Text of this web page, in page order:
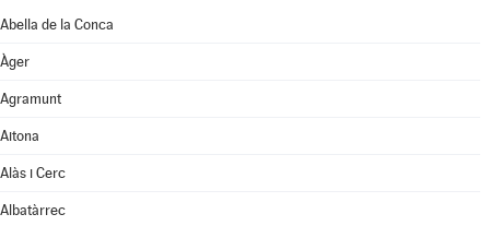
Abella de la Conca
Àger
Agramunt
Aitona
Alàs i Cerc
Albatàrrec